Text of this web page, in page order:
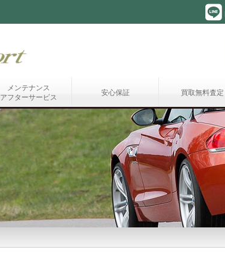
メンテナンス
アフターサービス
安心保証 買取無料査定